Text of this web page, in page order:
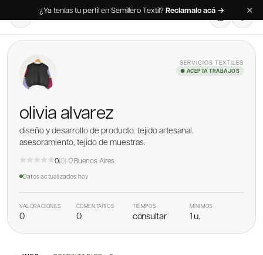
¿Ya tenías tu perfil en Semillero Textil? Reclamalo acá → ✕
SERVICIOS TEXTILES
● ACEPTA TRABAJOS
olivia alvarez
diseño y desarrollo de producto: tejido artesanal.
asesoramiento, tejido de muestras.
0(0)· Buenos Aires
Datos actualizados hoy
VALORACIONES
0
COMENTARIOS
0
TIEMPOS
consultar
MÍNIMOS
1 u.